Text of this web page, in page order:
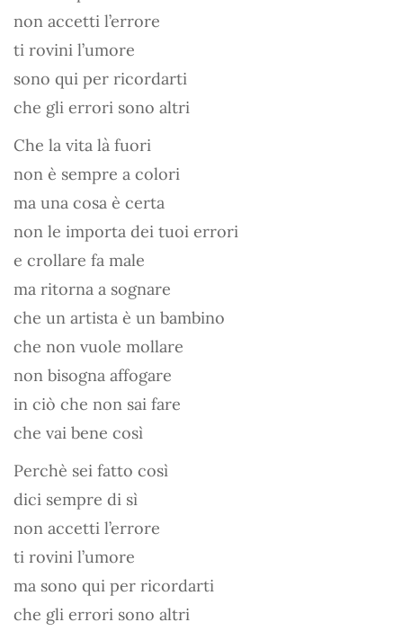
non accetti l’errore
ti rovini l’umore
sono qui per ricordarti
che gli errori sono altri
Che la vita là fuori
non è sempre a colori
ma una cosa è certa
non le importa dei tuoi errori
e crollare fa male
ma ritorna a sognare
che un artista è un bambino
che non vuole mollare
non bisogna affogare
in ciò che non sai fare
che vai bene così
Perchè sei fatto così
dici sempre di sì
non accetti l’errore
ti rovini l’umore
ma sono qui per ricordarti
che gli errori sono altri